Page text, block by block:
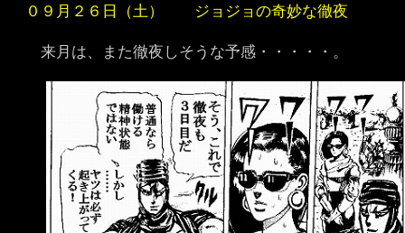
０９月２６日（土） ジョジョの奇妙な徹夜
来月は、また徹夜しそうな予感・・・・・。